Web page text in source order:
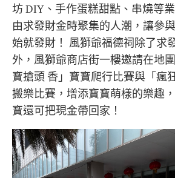
坊 DIY、手作蛋糕甜點、串燒等
由求發財金時聚集的人潮，讓參
始就發財！ 風獅爺福德祠除了求
外，風獅爺商店街一樓邀請在地
寶搶頭 香」寶寶爬行比賽與「瘋
搬樂比賽，增添寶寶萌樣的樂趣
寶還可把現金帶回家！